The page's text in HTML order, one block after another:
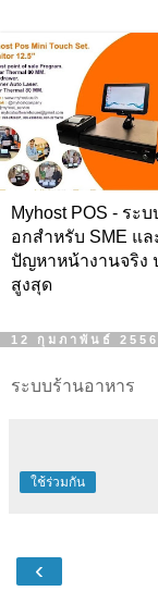
Myhost POS - ระ
อกสำหรับ SME แ
ปัญหาหน้างานจริง
สูงสุด
12 กุมภาพันธ์ 2556
ระบบร้านอาหาร
ใช้ร่วมกัน
‹